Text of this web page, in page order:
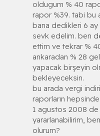
oldugum % 40
rapor %39. tabi bu
bana dedikleri 6
sevk edelim. ben
ettim ve tekrar %
ankaradan % 28
yapacak birşeyin
bekleyeceksin.
bu arada vergi
raporların hepsinde
1 agustos 2008 de
yararlanabilirim,
olurum?